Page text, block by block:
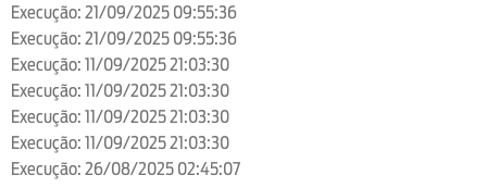
Execução: 21/09/2025 09:55:36
Execução: 21/09/2025 09:55:36
Execução: 11/09/2025 21:03:30
Execução: 11/09/2025 21:03:30
Execução: 11/09/2025 21:03:30
Execução: 11/09/2025 21:03:30
Execução: 26/08/2025 02:45:07